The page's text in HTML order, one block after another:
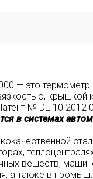
— это термометр
крышкой
№ DE 10 2012
в системах
веществ,
а также в